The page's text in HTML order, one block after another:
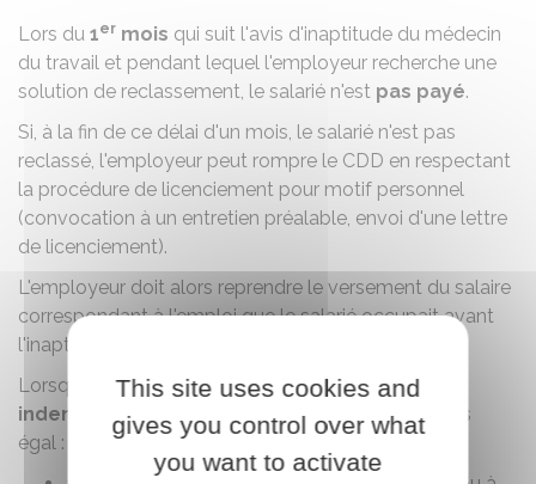
Lors du 1er mois qui suit l'avis d'inaptitude du médecin
du travail et pendant lequel l'employeur recherche une
solution de reclassement, le salarié n'est pas payé.
Si, à la fin de ce délai d'un mois, le salarié n'est pas
reclassé, l'employeur peut rompre le CDD en respectant
la procédure de licenciement pour motif personnel
(convocation à un entretien préalable, envoi d'une lettre
de licenciement).
L'employeur doit alors reprendre le versement du salaire
correspondant à l'emploi que le salarié occupait avant
l'inaptitude, et ce jusqu'au licenciement.
Lorsque le CDD est rompu, le salarié a droit à une
indemnité de rupture
. Son montant est au moins
égal :
This site uses cookies and
gives you control over what
you want to activate